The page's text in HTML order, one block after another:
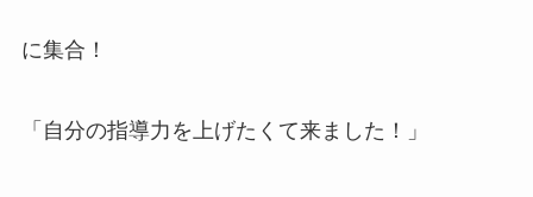
に集合！
「自分の指導力を上げたくて来ました！」